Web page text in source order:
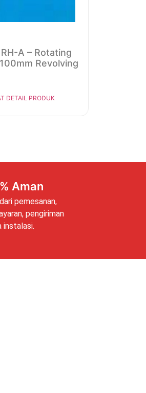
A – Rotating
Revolving
DETAIL PRODUK
Aman
pemesanan,
pengiriman
instalasi.